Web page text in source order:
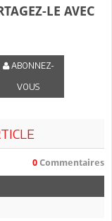
LE AVEC
ABONNEZ-
VOUS
0 Commentaires